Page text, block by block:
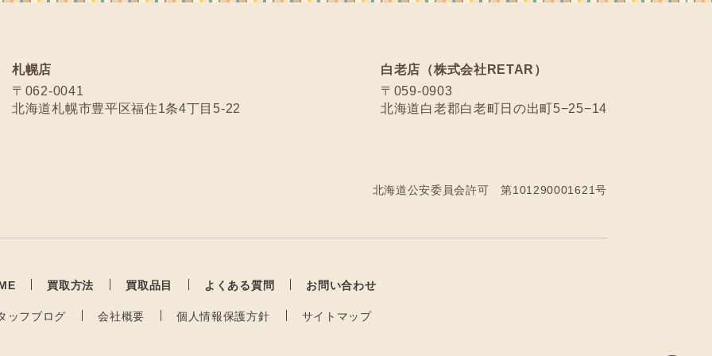
札幌店
〒062-0041
北海道札幌市豊平区福住1条4丁目5-22
白老店（株式会社RETAR）
〒059-0903
北海道白老郡白老町日の出町5−25−14
北海道公安委員会許可 第101290001621号
買取方法 買取品目 よくある質問 お問い合わせ
ッフブログ 会社概要 個人情報保護方針 サイトマップ